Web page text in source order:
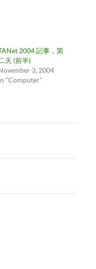
2004 記事，第
天 (前半)
3, 2004
"Computer"